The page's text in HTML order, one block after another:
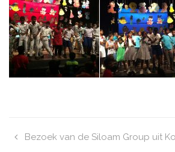
Bezoek van de Siloam Group uit